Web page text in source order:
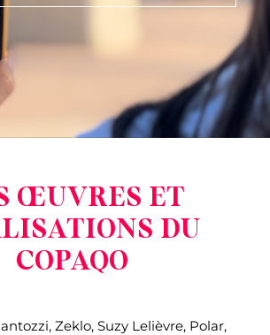
ŒUVRES ET
DU
COPAQO
Zeklo, Suzy Lelièvre, Polar,